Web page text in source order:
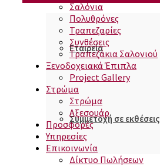
Εταιρεία
Συμμετοχή σε εκθέσεις
Σαλόνια
Πολυθρόνες
Τραπεζαρίες
Συνθέσεις
Τραπεζάκια Σαλονιού
Ξενοδοχειακά Έπιπλα
Project Gallery
Στρώμα
Στρώμα
Αξεσουάρ
Προσφορές
Υπηρεσίες
Επικοινωνία
Δίκτυο Πωλήσεων